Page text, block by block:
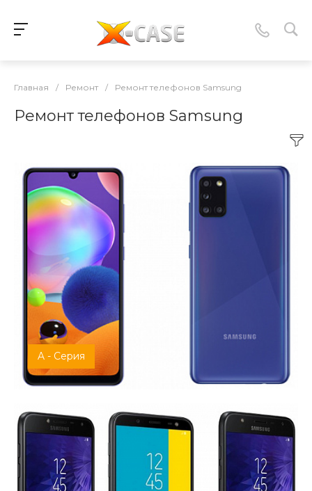
Главная / Ремонт / Ремонт телефонов Samsung
Ремонт телефонов Samsung
A - Серия